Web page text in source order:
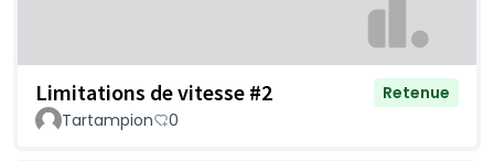
Limitations de vitesse #2
Retenue
Tartampion
0